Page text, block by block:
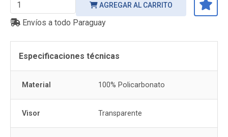
AGREGAR AL CARRITO
Envíos a todo Paraguay
Especificaciones técnicas
Material 100% Policarbonato
Visor Transparente